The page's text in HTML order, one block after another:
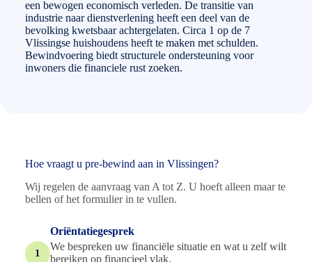
een bewogen economisch verleden. De transitie van
industrie naar dienstverlening heeft een deel van de
bevolking kwetsbaar achtergelaten. Circa 1 op de 7
Vlissingse huishoudens heeft te maken met schulden.
Bewindvoering biedt structurele ondersteuning voor
inwoners die financiele rust zoeken.
Hoe vraagt u pre-bewind aan in Vlissingen?
Wij regelen de aanvraag van A tot Z. U hoeft alleen maar te
bellen of het formulier in te vullen.
1
Oriëntatiegesprek
We bespreken uw financiële situatie en wat u zelf wilt
bereiken op financieel vlak.